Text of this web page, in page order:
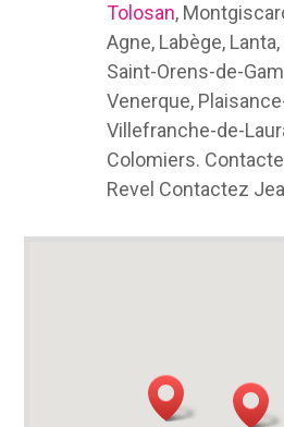
Tolosan,
Agne, Labège,
Saint-Orens-de-
Venerque,
Villefranche-de-
Colomiers.
Revel Contactez